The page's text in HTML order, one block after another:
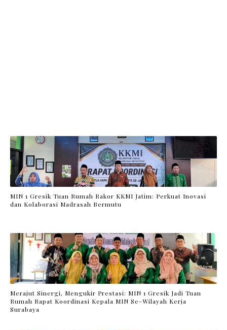
MIN 1 Gresik Tuan Rumah Rakor KKMI Jatim: Perkuat Inovasi
dan Kolaborasi Madrasah Bermutu
Merajut Sinergi, Mengukir Prestasi: MIN 1 Gresik Jadi Tuan
Rumah Rapat Koordinasi Kepala MIN Se-Wilayah Kerja
Surabaya